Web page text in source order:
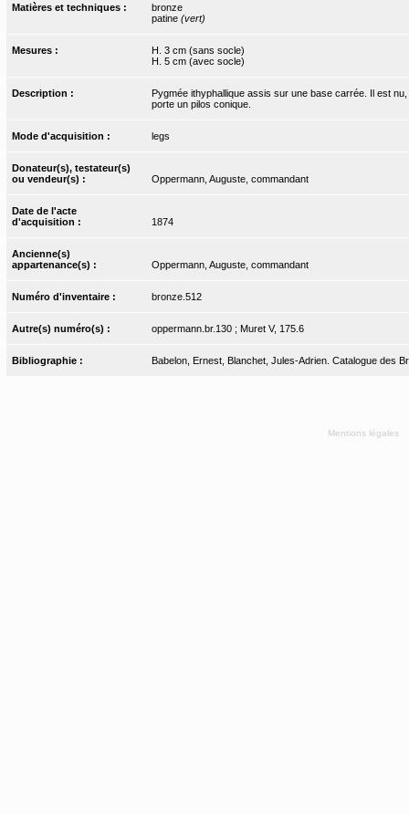
Matières et techniques :
bronze
patine (vert)
Mesures :
H. 3 cm (sans socle)
H. 5 cm (avec socle)
Description :
Pygmée ithyphallique assis sur une base carrée. Il est
porte un pilos conique.
Mode d'acquisition : legs
Donateur(s), testateur(s)
ou vendeur(s) :
Oppermann, Auguste, commandant
Date de l'acte
d'acquisition :
1874
Ancienne(s)
appartenance(s) :
Oppermann, Auguste, commandant
Numéro d'inventaire : bronze.512
Autre(s) numéro(s) : oppermann.br.130 ; Muret V, 175.6
Bibliographie : Babelon, Ernest, Blanchet, Jules-Adrien. Catalogue des
Mentions légales